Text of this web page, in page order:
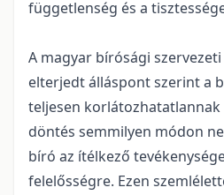
függetlenség és a
A magyar bírósági
elterjedt álláspont szerint a
teljesen
döntés semmilyen módon
bíró az ítélkező
felelősségre. Ezen